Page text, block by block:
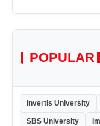
POPULAR
Invertis University
SBS University